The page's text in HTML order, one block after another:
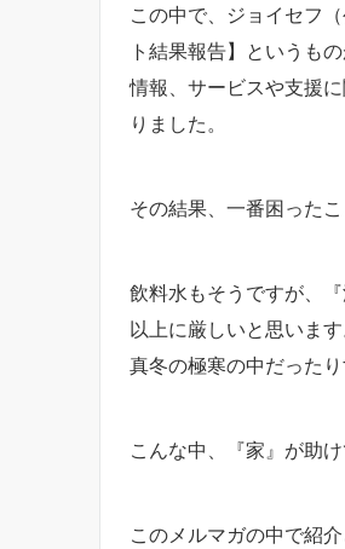
この中で、ジョイセフ
ト結果報告】というも
情報、サービスや支援
りました。
その結果、一番困った
飲料水もそうですが、
以上に厳しいと思いま
真冬の極寒の中だった
こんな中、『家』が助
このメルマガの中で紹介